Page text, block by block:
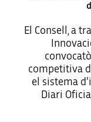
El Consell, a
competitiva
el sistema
Diari